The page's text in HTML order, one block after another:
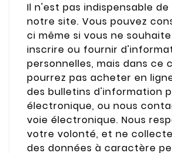
Il n'est pas indispensable
notre site. Vous pouvez
ci même si vous ne
inscrire ou fournir
personnelles, mais dans ce
pourrez pas acheter en
des bulletins d'information
électronique, ou nous
voie électronique. Nous
votre volonté, et ne
des données à caractère